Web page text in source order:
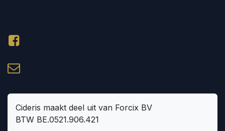
Cideris maakt deel uit van Forcix BV
BTW BE.0521.906.421